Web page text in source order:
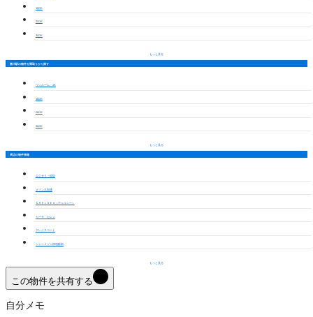
1LDK
2LDK
3LDK
もっと見る
勝川駅の物件を間取りから探す
ワンルーム・1K
1LDK
2LDK
3LDK
もっと見る
周辺の物件情報
エクセリ－稲垣
メゾン大和通
ＣＨＥＬＳＥＡ（チェルシー）
カーサ セレノ
グレイスコート
シャーメゾン神領駅前
もっと見る
この物件を共有する
自分メモ